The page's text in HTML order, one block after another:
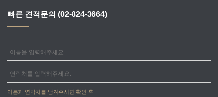
빠른 견적문의 (02-824-3664)
이름과 연락처를 남겨주시면 확인 후